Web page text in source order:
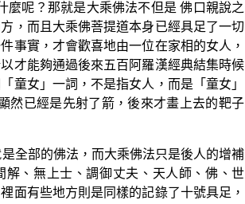
呢？那就是大乘佛法不但是 佛口親說之
，而且大乘佛菩提道本身已經具足了一切
事實，才會歡喜地由一位在家相的女人，
才能夠通過後來五百阿羅漢經典結集時候
童女」一詞，不是指女人，而是「童女」
然已經是先射了箭，後來才畫上去的靶子
全部的佛法，而大乘佛法只是後人的增補
、無上士、調御丈夫、天人師、佛、世
面有些地方則是同樣的記錄了十號具足，